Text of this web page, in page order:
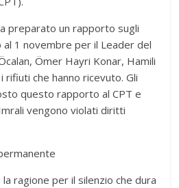
preparato un rapporto sugli
1 novembre per il Leader del
Ömer Hayri Konar, Hamili
i rifiuti che hanno ricevuto. Gli
questo rapporto al CPT e
vengono violati diritti
ragione per il silenzio che dura